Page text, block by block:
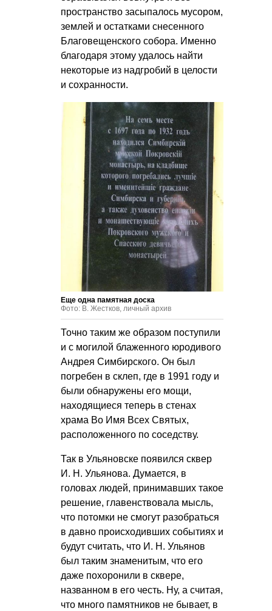
пространство засыпалось мусором,
землей и остатками снесенного
Благовещенского собора. Именно
благодаря этому удалось найти
некоторые из надгробий в целости
и сохранности.
Еще одна памятная доска
Фото: В. Жестков, личный архив
Точно таким же образом поступили
и с могилой блаженного юродивого
Андрея Симбирского. Он был
погребен в склеп, где в 1991 году и
были обнаружены его мощи,
находящиеся теперь в стенах
храма Во Имя Всех Святых,
расположенного по соседству.
Так в Ульяновске появился сквер
И. Н. Ульянова. Думается, в
головах людей, принимавших такое
решение, главенствовала мысль,
что потомки не смогут разобраться
в давно происходивших событиях и
будут считать, что И. Н. Ульянов
был таким знаменитым, что его
даже похоронили в сквере,
названном в его честь. Ну, а считая,
что много памятников не бывает, в